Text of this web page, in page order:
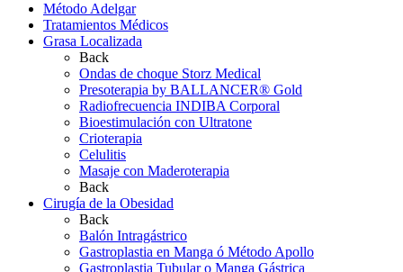
Método Adelgar
Tratamientos Médicos
Grasa Localizada
Back
Ondas de choque Storz Medical
Presoterapia by BALLANCER® Gold
Radiofrecuencia INDIBA Corporal
Bioestimulación con Ultratone
Crioterapia
Celulitis
Masaje con Maderoterapia
Back
Cirugía de la Obesidad
Back
Balón Intragástrico
Gastroplastia en Manga ó Método Apollo
Gastroplastia Tubular o Manga Gástrica